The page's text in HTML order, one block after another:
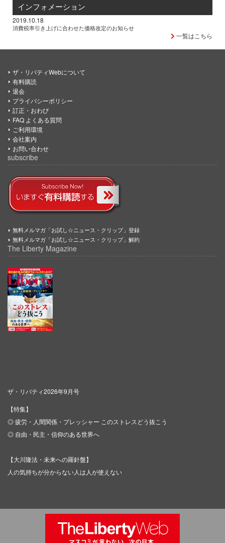
インフォメーション
2019.10.18
消費税率引き上げに合わせた価格改定のお知らせ
一覧はこちら
ザ・リバティWebについて
有料購読
退会
プライバシーポリシー
訂正・おわび
FAQ よくある質問
ご利用環境
会社案内
お問い合わせ
subscribe
無料メルマガ「お試し☆ニュース・クリップ」登録
無料メルマガ「お試し☆ニュース・クリップ」解約
The Liberty Magazine
ザ・リバティ2026年9月号
【特集】
◎ 疲労・人間関係・プレッシャー このストレスどう抜こう
◎ 自由・民主・信仰のある世界へ
【大川隆法・未来への羅針盤】
人の気持ちが分からない人は人が使えない